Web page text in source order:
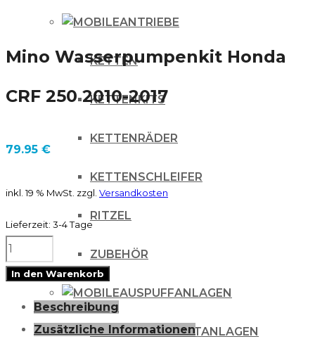
ANTRIEBE
KETTEN
KETTENKITS
KETTENRÄDER
KETTENSCHLEIFER
RITZEL
ZUBEHÖR
AUSPUFFANLAGEN
2-TAKT KOMPLETTANLAGEN
Mino Wasserpumpenkit Honda
CRF 250 2010-2017
79.95 €
inkl. 19 % MwSt. zzgl. Versandkosten
Lieferzeit: 3-4 Tage
Mino
Wasserpumpenkit
In den Warenkorb
Beschreibung
Zusätzliche Informationen